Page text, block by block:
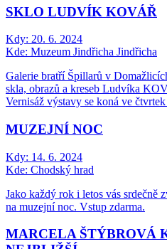
SKLO LUDVÍK KOVÁŘ
Kdy: 20. 6. 2024
Kde: Muzeum Jindřicha Jindřicha
Galerie bratří Špillarů v
skla, obrazů a kreseb Ludvíka
Vernisáž výstavy se koná ve
MUZEJNÍ NOC
Kdy: 14. 6. 2024
Kde: Chodský hrad
Jako každý rok i letos vás srdečně
na muzejní noc. Vstup zdarma.
MARCELA ŠTÝBROVÁ